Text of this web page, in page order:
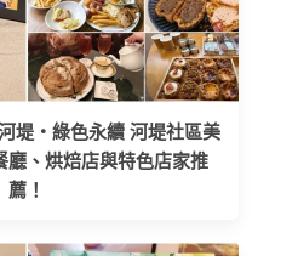
堤‧綠色永續 河堤社區美
廳、烘焙店與特色店家推
薦！